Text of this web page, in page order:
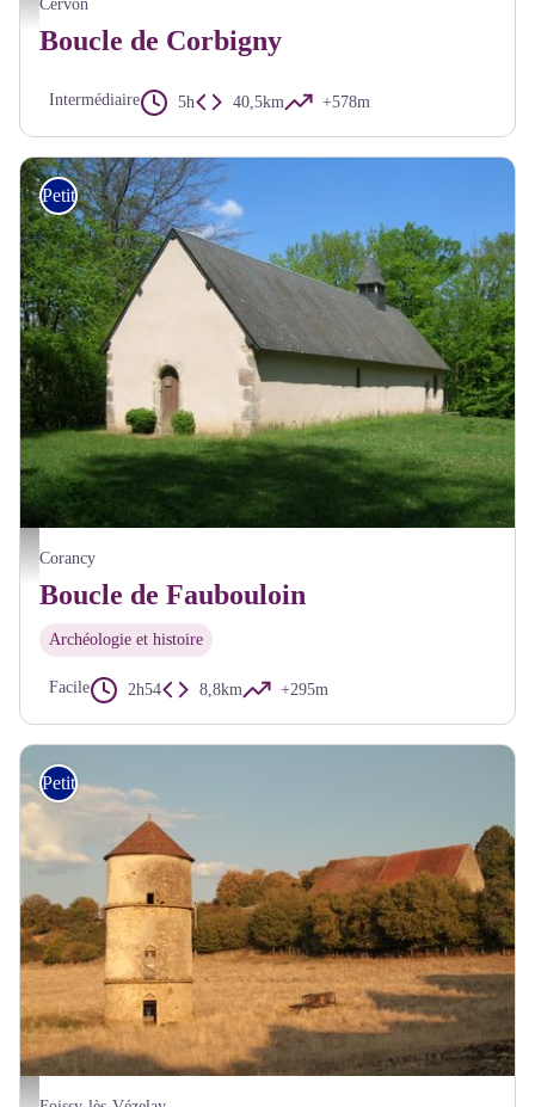
Cervon
Boucle de Corbigny
Intermédiaire 5h 40,5km +578m
Chapelle de Faubouloin - Philippe Hoeltzel Pnr Morvan
Petite Randonnée
Corancy
Boucle de Faubouloin
Archéologie et histoire
Facile 2h54 8,8km +295m
Pigeonnier de Foissy - Alain Millot Pnr Morvan
Petite Randonnée